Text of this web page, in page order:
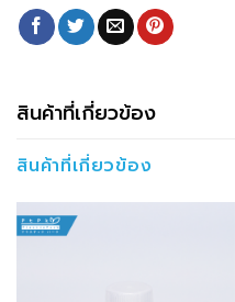
สินค้าที่เกี่ยวข้อง
สินค้าที่เกี่ยวข้อง